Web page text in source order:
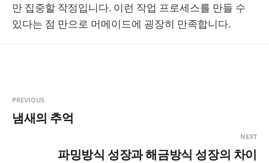
만 집중할 작정입니다. 이런 작업 프로세스를 만들 수
있다는 점 만으로 머메이드에 굉장히 만족합니다.
PREVIOUS
냄새의 추억
NEXT
파밍방식 성장과 해금방식 성장의 차이